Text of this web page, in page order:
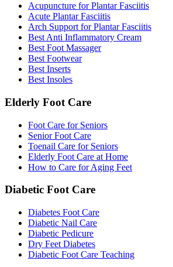
Acupuncture for Plantar Fasciitis
Acute Plantar Fasciitis
Arch Support for Plantar Fasciitis
Best Anti Inflammatory Cream
Best Foot Massager
Best Footwear
Best Inserts
Best Insoles
Elderly Foot Care
Foot Care for Seniors
Senior Foot Care
Toenail Care for Seniors
Elderly Foot Care at Home
How to Care for Aging Feet
Diabetic Foot Care
Diabetes Foot Care
Diabetic Nail Care
Diabetic Pedicure
Dry Feet Diabetes
Diabetic Foot Care Teaching